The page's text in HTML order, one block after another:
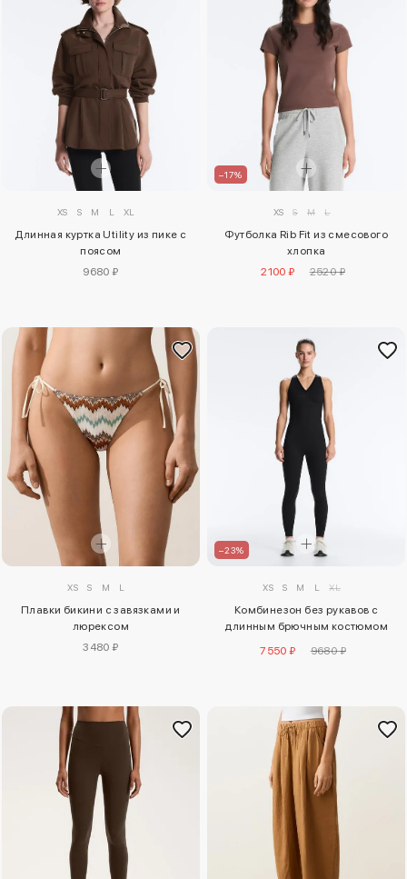
XS S M L XL
Длинная куртка Utility из пике с
поясом
9680 ₽
–17%
XS S M L
Футболка Rib Fit из смесового
хлопка
2100 ₽
2520 ₽
XS S M L
Плавки бикини с завязками и
люрексом
3480 ₽
–23%
XS S M L XL
Комбинезон без рукавов с
длинным брючным костюмом
7550 ₽ 9680 ₽